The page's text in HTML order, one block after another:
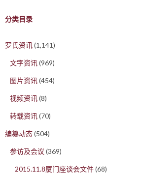
分类目录
罗氏资讯(1,141)
文字资讯(969)
图片资讯(454)
视频资讯(8)
转载资讯(70)
编纂动态(504)
参访及会议 (369)
2015.11.8厦门座谈会文件(68)